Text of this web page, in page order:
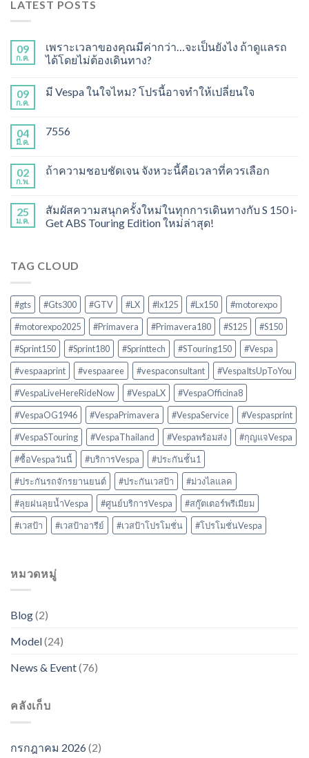
LATEST POSTS
09
ก.ค.
เพราะเวลาของคุณมีค่ากว่า…จะเป็นยังไง ถ้าดูแลรถ
ได้โดยไม่ต้องเดินทาง?
09
ก.ค.
มี Vespa ในใจไหม? โปรนี้อาจทำให้เปลี่ยนใจ
04
มี.ค.
7556
02
ก.พ.
ถ้าความชอบชัดเจน จังหวะนี้คือเวลาที่ควรเลือก
25
ม.ค.
สัมผัสความสนุกครั้งใหม่ในทุกการเดินทางกับ S 150 i-
Get ABS Touring Edition ใหม่ล่าสุด!
TAG CLOUD
#gts #Gts300 #GTV #LX #lx125 #Lx150
#motorexpo
#motorexpo2025
#Primavera #Primavera180 #S125
#S150
#Sprint150
#Sprint180 #Sprinttech #STouring150
#Vespa
#vespaaprint
#vespaaree #vespaconsultant
#VespaItsUpToYou
#VespaLiveHereRideNow
#VespaLX
#VespaOfficina8
#VespaOG1946
#VespaPrimavera #VespaService
#Vespasprint
#VespaSTouring
#VespaThailand #Vespaพร้อมส่ง
#กุญแจVespa
#ซื้อVespaวันนี้
#บริการVespa
#ประกันชั้น1
#ประกันรถจักรยานยนต์
#ประกันเวสป้า
#ม่วงไลแลค
#ลุยฝนลุยน้ำVespa
#ศูนย์บริการVespa
#สกู๊ตเตอร์พรีเมียม
#เวสป้า
#เวสป้าอารีย์ #เวสป้าโปรโมชั่น #โปรโมชั่นVespa
หมวดหมู่
Blog(2)
Model(24)
News & Event(76)
คลังเก็บ
กรกฎาคม 2026(2)